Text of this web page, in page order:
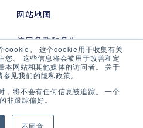
cookie。 这个cookie用于收集有关
您。 这些信息将会被用于改善和定
本网站和其他媒体的访问者。 关于
见我们的隐私政策。
，将不会有任何信息被追踪。 一个
非跟踪偏好。
不同意
网站地图
使用条款和条件
Co.,LTD. All Rights